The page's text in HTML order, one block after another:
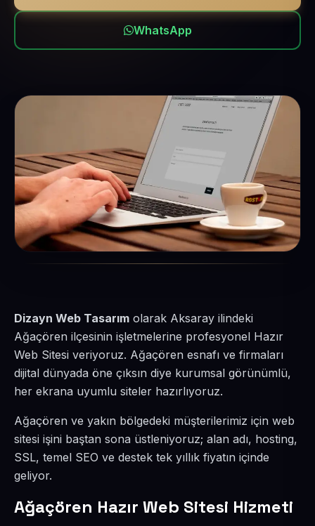
WhatsApp
Dizayn Web Tasarım olarak Aksaray ilindeki
Ağaçören ilçesinin işletmelerine profesyonel Hazır
Web Sitesi veriyoruz. Ağaçören esnafı ve firmaları
dijital dünyada öne çıksın diye kurumsal görünümlü,
her ekrana uyumlu siteler hazırlıyoruz.
Ağaçören ve yakın bölgedeki müşterilerimiz için web
sitesi işini baştan sona üstleniyoruz; alan adı, hosting,
SSL, temel SEO ve destek tek yıllık fiyatın içinde
geliyor.
Ağaçören Hazır Web Sitesi Hizmeti